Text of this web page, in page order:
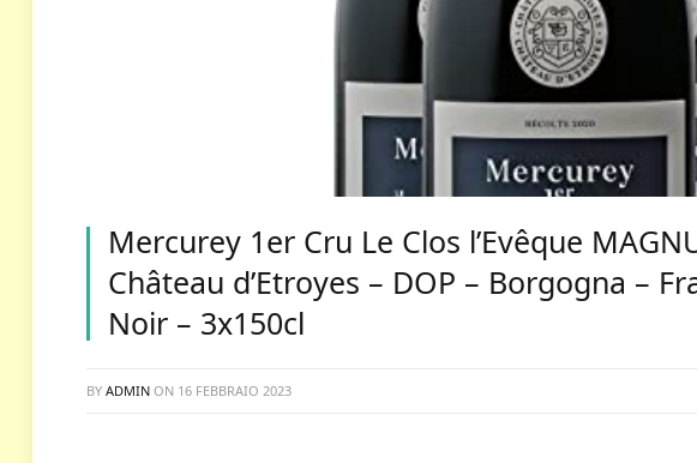
Mercurey 1er Cru Le Clos l’Evêque
Château d’Etroyes – DOP – Borgogna –
Noir – 3x150cl
BY ADMIN ON 16 FEBBRAIO 2023